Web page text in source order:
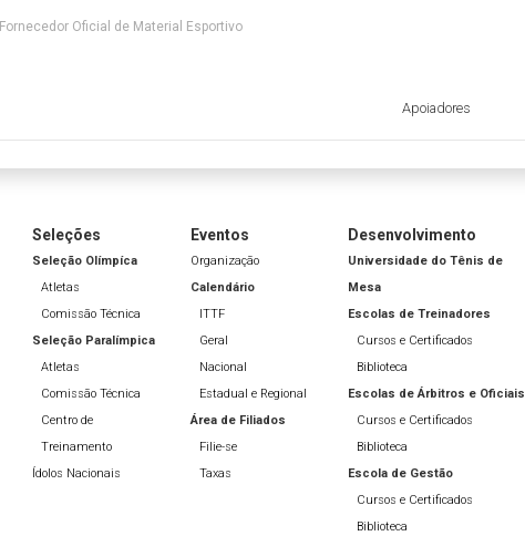
Fornecedor Oficial de Material Esportivo
Apoiadores
Seleções
Seleção Olímpíca
Atletas
Comissão Técnica
Seleção Paralímpica
Atletas
Comissão Técnica
Centro de
Treinamento
Ídolos Nacionais
Eventos
Organização
Calendário
ITTF
Geral
Nacional
Estadual e Regional
Área de Filiados
Filie-se
Taxas
Desenvolvimento
Universidade do Tênis de
Mesa
Escolas de Treinadores
Cursos e Certificados
Biblioteca
Escolas de Árbitros e Oficiais
Cursos e Certificados
Biblioteca
Escola de Gestão
Cursos e Certificados
Biblioteca